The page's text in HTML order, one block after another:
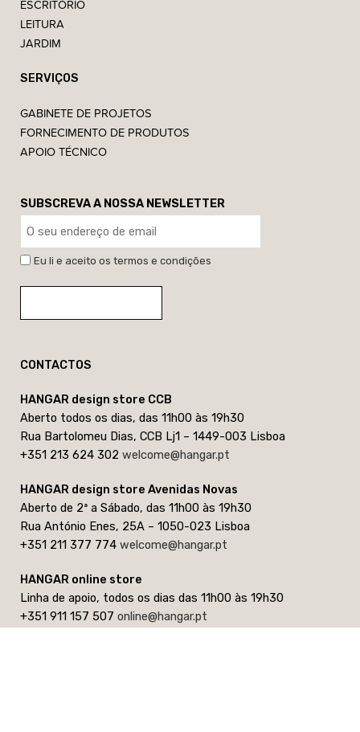
ESCRITÓRIO
LEITURA
JARDIM
SERVIÇOS
GABINETE DE PROJETOS
FORNECIMENTO DE PRODUTOS
APOIO TÉCNICO
SUBSCREVA A NOSSA NEWSLETTER
Eu li e aceito os termos e condições
CONTACTOS
HANGAR design store CCB
Aberto todos os dias, das 11h00 às 19h30
Rua Bartolomeu Dias, CCB Lj1 – 1449-003 Lisboa
+351 213 624 302 welcome@hangar.pt
HANGAR design store Avenidas Novas
Aberto de 2ª a Sábado, das 11h00 às 19h30
Rua António Enes, 25A – 1050-023 Lisboa
+351 211 377 774 welcome@hangar.pt
HANGAR online store
Linha de apoio, todos os dias das 11h00 às 19h30
+351 911 157 507 online@hangar.pt